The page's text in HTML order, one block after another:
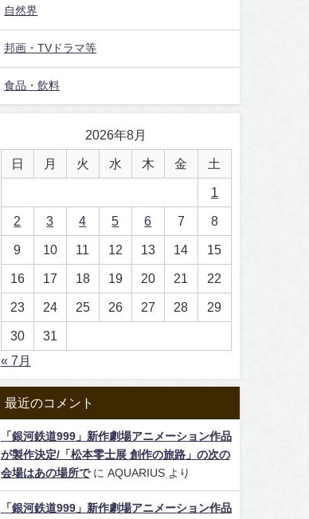
自然界
邦画・TVドラマ等
食品・飲料
2026年8月
日 月 火 水 木 金 土
1
2 3 4 5 6 7 8
9 10 11 12 13 14 15
16 17 18 19 20 21 22
23 24 25 26 27 28 29
30
31
« 7月
最近のコメント
「銀河鉄道999」新作劇場アニメーション作品
が製作決定/「松本零士展 創作の旅路」の次の
会場はあの場所でに AQUARIUSより
「銀河鉄道999」新作劇場アニメーション作品